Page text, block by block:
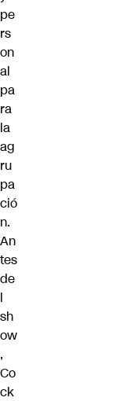
pe
rs
on
al
pa
ra
la
ag
ru
pa
ció
n.
An
tes
de
l
sh
ow
,
Co
ck